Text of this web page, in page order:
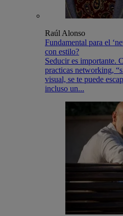
Raúl Alonso
Fundamental para el
con estilo?
Seducir es importante.
practicas networking,
visual, se te puede
incluso un...